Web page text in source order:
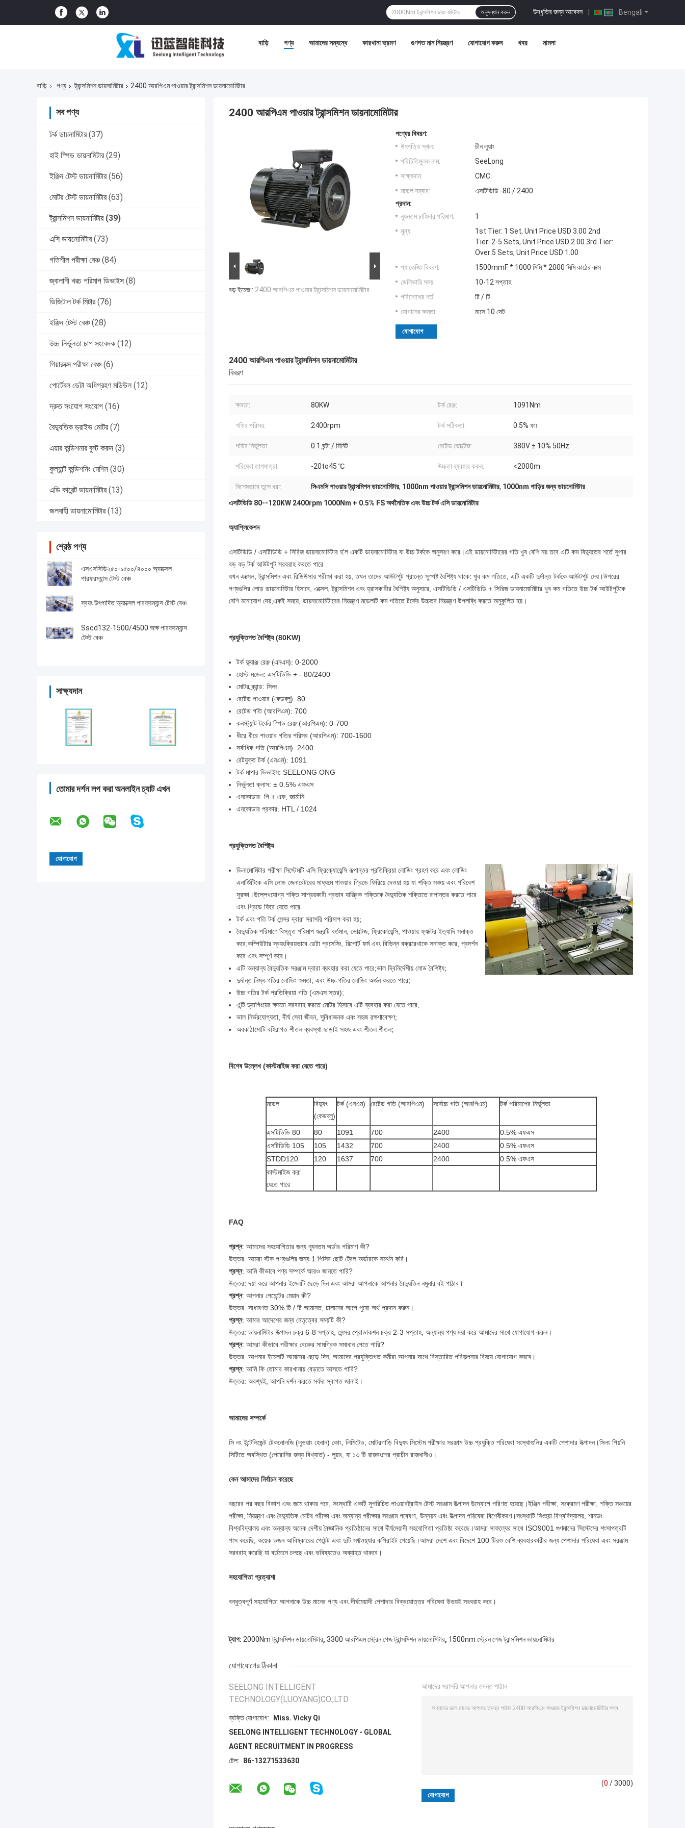
Bengali
উদ্ধৃতির জন্য আবেদন |
অনুসন্ধান করুন
বাড়ি পণ্য আমাদের সম্বন্ধে কারখানা ভ্রমণ গুণগত মান নিয়ন্ত্রণ যোগাযোগ করুন খবর মামলা
বাড়ি পণ্য ট্রান্সমিশন ডায়নামিটার 2400 আরপিএম পাওয়ার ট্রান্সমিশন ডায়নামোমিটার
সব পণ্য
টর্ক ডায়নামিটার (37)
হাই স্পিড ডায়নামিটার (29)
ইঞ্জিন টেস্ট ডায়নামিটার (56)
মোটর টেস্ট ডায়নামিটার (63)
ট্রান্সমিশন ডায়নামিটার (39)
এসি ডায়নোমিটার (73)
গতিশীল পরীক্ষা বেঞ্চ (84)
জ্বালানী খরচ পরিমাপ ডিভাইস (8)
ডিজিটাল টর্ক মিটার (76)
ইঞ্জিন টেস্ট বেঞ্চ (28)
উচ্চ নির্ভুলতা চাপ সংবেদক (12)
গিয়ারবক্স পরীক্ষা বেঞ্চ (6)
পোর্টেবল ডেটা অধিগ্রহণ মডিউল (12)
দ্রুত সংযোগ সংযোগ (16)
বৈদ্যুতিক ড্রাইভ মোটর (7)
এয়ার কন্ডিশনার বুস্ট করুন (3)
কুল্যান্ট কন্ডিশনিং মেশিন (30)
এডি কারেন্ট ডায়নামিটার (13)
জলবাহী ডায়নামোমিটার (13)
শ্রেষ্ঠ পণ্য
এসএসসিডি২৫০-১৫০০/৪০০০ অ্যাক্সেল
পারফরম্যান্স টেস্ট বেঞ্চ
স্বয়ং উৎপাদিত অ্যাক্সেল পারফরম্যান্স টেস্ট বেঞ্চ
Sscd132-1500/4500 অক্ষ পারফরম্যান্স
টেস্ট বেঞ্চ
সাক্ষ্যদান
তোমার দর্শন লগ করা অনলাইন চ্যাট এখন
2400 আরপিএম পাওয়ার ট্রান্সমিশন ডায়নামোমিটার
বড় ইমেজ : 2400 আরপিএম পাওয়ার ট্রান্সমিশন ডায়নামোমিটার
পণ্যের বিবরণ:
উৎপত্তি স্থল:
চীন লুয়াং
পরিচিতিমুলক নাম:
SeeLong
সাক্ষ্যদান:
CMC
মডেল নম্বার:
এসটিডিডি -80 / 2400
প্রদান:
ন্যূনতম চাহিদার পরিমাণ:
1
মূল্য:
1st Tier: 1 Set, Unit Price USD 3.00 2nd
Tier: 2-5 Sets, Unit Price USD 2.00 3rd Tier:
Over 5 Sets, Unit Price USD 1.00
প্যাকেজিং বিবরণ:
1500mmF * 1000 মিমি * 2000 মিমি কাঠের বাক্স
ডেলিভারি সময়:
10-12 সপ্তাহ
পরিশোধের শর্ত:
টি / টি
যোগানের ক্ষমতা:
মাসে 10 সেট
যোগাযোগ
2400 আরপিএম পাওয়ার ট্রান্সমিশন ডায়নামোমিটার
বিবরণ
ক্ষমতা: 80KW টর্ক রেঞ্জ: 1091Nm
গতির পরিসর: 2400rpm টর্ক সঠিকতা: 0.5% ফাঃ
গতির নির্ভুলতা: 0.1 ঘন্টা / মিনিট রেটেড ভোল্টেজ: 380V ± 10% 50Hz
পরিষেবা তাপমাত্রা: -20to45 ℃ উচ্চতা ব্যবহার করুন: <2000m
বিশেষভাবে তুলে ধরা: সিএমসি পাওয়ার ট্রান্সমিশন ডায়নোমিটার, 1000nm পাওয়ার ট্রান্সমিশন ডায়নোমিটার, 1000nm গাড়ির জন্য ডায়নোমিটার
এসটিডিডি 80--120KW 2400rpm 1000Nm + 0.5% FS অর্থনৈতিক এবং উচ্চ টর্ক এসি ডায়নোমিটার
অ্যাপ্লিকেশন
এসটিডিডি / এসটিডিডি + সিরিজ ডায়নামোমিটার হ'ল একটি ডায়নামোমিটার যা উচ্চ টর্ককে অনুসরণ করে।এই ডায়নোমিটারের গতি খুব বেশি নয় তবে এটি কম বিদ্যুতের শর্তে সুপার
বড় বড় টর্ক আউটপুট সরবরাহ করতে পারে
যখন এক্সেল, ট্রান্সমিশন এবং রিডিউসার পরীক্ষা করা হয়, তখন তাদের আউটপুট প্রান্তে সুস্পষ্ট বৈশিষ্ট্য থাকে: খুব কম গতিতে, এটি একটি দুর্দান্ত টর্ককে আউটপুট দেয়।উপরের
পণ্যগুলির লোড ডায়নোমিটার হিসাবে, এক্সেল, ট্রান্সমিশন এবং হ্রাসকারীর বৈশিষ্ট্য অনুসারে, এসটিডিডি / এসটিডিডি + সিরিজ ডায়নামোমিটার খুব কম গতিতে উচ্চ টর্ক আউটপুটকে
বেশি মনোযোগ দেয়;একই সময়ে, ডায়নামোমিটারের নিয়ন্ত্রণ মডেলটি কম গতিতে টর্কের উচ্চতর নিয়ন্ত্রণ উপলব্ধি করতে অনুকূলিত হয়।
প্রযুক্তিগত বৈশিষ্ট্য (80KW)
টর্ক ফ্ল্যাঞ্জ রেঞ্জ (এনএম): 0-2000
হোস্ট মডেল: এসটিডিডি + - 80/2400
মোটর ব্র্যান্ড: সিলং
রেটেড পাওয়ার (কেডব্লু): 80
রেটেড গতি (আরপিএম): 700
কনস্ট্যান্ট টর্কের স্পিড রেঞ্জ (আরপিএম): 0-700
ধীরে ধীরে পাওয়ার গতির পরিসর (আরপিএম): 700-1600
সর্বাধিক গতি (আরপিএম): 2400
রেটযুক্ত টর্ক (এনএম): 1091
টর্ক মাপার ডিভাইস: SEELONG ONG
নির্ভুলতা ক্লাস: ± 0.5% এফএস
এনকোডার: পি + এফ, জার্মানি
এনকোডার প্রকার: HTL / 1024
প্রযুক্তিগত বৈশিষ্ট্য
ডিনামোমিটার পরীক্ষা সিস্টেমটি এসি ফ্রিক্যোয়েন্সি রূপান্তর প্রতিক্রিয়া লোডিং গ্রহণ করে এবং লোডিং
এনার্জিটিকে এসি লোড জেনারেটরের মাধ্যমে পাওয়ার গ্রিডে ফিরিয়ে দেওয়া হয় যা শক্তি সঞ্চয় এবং পরিবেশ
সুরক্ষা।উল্লেখযোগ্য শক্তি সাশ্রয়কারী প্রভাব যান্ত্রিক শক্তিকে বৈদ্যুতিক শক্তিতে রূপান্তর করতে পারে
এবং গ্রিডে ফিরে যেতে পারে
টর্ক এবং গতি টর্ক সেন্সর দ্বারা সরাসরি পরিমাপ করা হয়;
বৈদ্যুতিক পরিমাণে বিস্তৃত পরিমাপ যন্ত্রটি বর্তমান, ভোল্টেজ, ফ্রিকোয়েন্সি, পাওয়ার ফ্যাক্টর ইত্যাদি সনাক্ত
করে;কম্পিউটার স্বয়ংক্রিয়ভাবে ডেটা প্রসেসিং, রিপোর্ট ফর্ম এবং বিভিন্ন বক্ররেখাকে সনাক্ত করে, প্রদর্শন
করে এবং সম্পূর্ণ করে।
এটি অন্যান্য বৈদ্যুতিক সরঞ্জাম দ্বারা ব্যবহার করা যেতে পারে;ভাল দ্বিনির্দেশীয় লোড বৈশিষ্ট্য;
দুর্দান্ত নিম্ন-গতির লোডিং ক্ষমতা, এবং উচ্চ-গতির লোডিং অর্জন করতে পারে;
উচ্চ গতির টর্ক প্রতিক্রিয়া গতি (এমএস স্তর);
এন্টি ড্রাগিংয়ের ক্ষমতা সরবরাহ করতে মোটর হিসাবে এটি ব্যবহার করা যেতে পারে;
ভাল নির্ভরযোগ্যতা, দীর্ঘ সেবা জীবন, সুবিধাজনক এবং সহজ রক্ষণাবেক্ষণ;
অবকাঠামোটি বহিরাগত শীতল ব্যবস্থা ছাড়াই সহজ এবং শীতল শীতল;
বিশেষ উল্লেখ (কাস্টমাইজ করা যেতে পারে)
মডেল
বিদ্যুৎ
(কেডব্লু)
টর্ক (এনএম) রেটেড গতি (আরপিএম) সর্বোচ্চ গতি (আরপিএম) টর্ক পরিমাপের নির্ভুলতা
এসটিডিডি 80 80 1091 700 2400
0.5% এফএস
এসটিডিডি 105
105 1432 700 2400
0.5% এফএস
STDD120
120 1637 700 2400
0.5% এফএস
কাস্টমাইজ করা
যেতে পারে
FAQ
প্রশ্ন: আমাদের সহযোগিতার জন্য ন্যূনতম অর্ডার পরিমাণ কী?
উত্তর: আমরা স্টক পণ্যগুলির জন্য 1 পিসির ছোট ট্রেল অর্ডারকে সমর্থন করি।
প্রশ্ন: আমি কীভাবে পণ্য সম্পর্কে আরও জানতে পারি?
উত্তর: দয়া করে আপনার ইমেলটি ছেড়ে দিন এবং আমরা আপনাকে আপনার বৈদ্যুতিন নমুনার বই পাঠাব।
প্রশ্ন: আপনার পেমেন্টের মেয়াদ কী?
উত্তর: সাধারণত 30% টি / টি আমানত, চালানের আগে পুরো অর্থ প্রদান করুন।
প্রশ্ন: আমার আদেশের জন্য নেতৃত্বের সময়টি কী?
উত্তর: ডায়নামিটার উত্পাদন চক্র 6-8 সপ্তাহ, সেন্সর প্রোডাকশন চক্র 2-3 সপ্তাহ, অন্যান্য পণ্য দয়া করে আমাদের সাথে যোগাযোগ করুন।
প্রশ্ন: আমরা কীভাবে পরীক্ষার বেঞ্চের সামগ্রিক সমাধান পেতে পারি?
উত্তর: আপনার ইমেলটি আমাদের ছেড়ে দিন, আমাদের প্রযুক্তিগত কর্মীরা আপনার সাথে বিস্তারিত পরিকল্পনার বিষয়ে যোগাযোগ করবে।
প্রশ্ন: আমি কি তোমার কারখানায় বেড়াতে আসতে পারি?
উত্তর: অবশ্যই, আপনি দর্শন করতে সর্বদা স্বাগত জানাই।
আমাদের সম্পর্কে
সি লং ইন্টেলিজেন্ট টেকনোলজি (লুওয়াং হেনান) কোং, লিমিটেড, মোটরগাড়ি বিদ্যুৎ সিস্টেম পরীক্ষার সরঞ্জাম উচ্চ প্রযুক্তি পরিষেবা সংস্থাগুলির একটি পেশাদার উত্পাদন।সিলং পিয়নি
সিটিতে অবস্থিত (পেরোনির জন্য বিখ্যাত) - লুয়াং, যা ১৩ টি রাজবংশের প্রাচীন রাজধানীও।
কেন আমাদের নির্বাচন করেছে
বছরের পর বছর বিকাশ এবং জমে থাকার পরে, সংস্থাটি একটি সুপরিচিত পাওয়ারট্রাইন টেস্ট সরঞ্জাম উত্পাদন উদ্যোগে পরিণত হয়েছে।ইঞ্জিন পরীক্ষা, সংক্রমণ পরীক্ষা, শক্তি সঞ্চয়ের
পরীক্ষা, নিয়ন্ত্রণ এবং বৈদ্যুতিক মোটর পরীক্ষা এবং অন্যান্য পরীক্ষার সরঞ্জাম গবেষণা, উন্নয়ন এবং উত্পাদন পরিষেবা বিশেষীকরণ।সংস্থাটি সিংহুয়া বিশ্ববিদ্যালয়, শানডং
বিশ্ববিদ্যালয় এবং অন্যান্য অনেক দেশীয় বৈজ্ঞানিক প্রতিষ্ঠানের সাথে দীর্ঘমেয়াদী সহযোগিতা প্রতিষ্ঠা করেছে।আমরা সাফল্যের সাথে ISO9001 গুণমানের সিস্টেমের শংসাপত্রটি
পাস করেছি, কয়েক ডজন আবিষ্কারের পেটেন্ট এবং দুটি সফ্টওয়্যার কপিরাইট পেয়েছি।আমরা দেশে এবং বিদেশে 100 টিরও বেশি ব্যবহারকারীর জন্য পেশাদার পরিষেবা এবং সরঞ্জাম
সরবরাহ করেছি যা বর্তমানে চলছে এবং ভবিষ্যতেও অব্যাহত থাকবে।
সহযোগিতা প্রত্যাশা
বন্ধুত্বপূর্ণ সহযোগিতা আপনাকে উচ্চ মানের পণ্য এবং দীর্ঘমেয়াদী পেশাদার বিক্রয়োত্তর পরিষেবা উভয়ই সরবরাহ করে।
ট্যাগ: 2000Nm ট্রান্সমিশন ডায়নোমিটার, 3300 আরপিএম স্ট্রেন গেজ ট্রান্সমিশন ডায়নোমিটার, 1500nm স্ট্রেন গেজ ট্রান্সমিশন ডায়নোমিটার
যোগাযোগের ঠিকানা
SEELONG INTELLIGENT
TECHNOLOGY(LUOYANG)CO.,LTD
ব্যক্তি যোগাযোগ:
Miss. Vicky Qi
SEELONG INTELLIGENT TECHNOLOGY - GLOBAL
AGENT RECRUITMENT IN PROGRESS
টেল:
86-13271533630
আমাদের সরাসরি আপনার তদন্ত পাঠান
(0 / 3000)